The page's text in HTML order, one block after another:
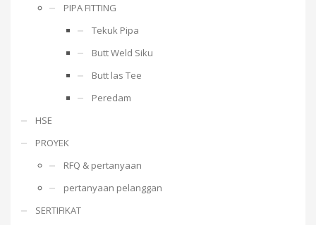
PIPA FITTING
Tekuk Pipa
Butt Weld Siku
Butt las Tee
Peredam
HSE
PROYEK
RFQ & pertanyaan
pertanyaan pelanggan
SERTIFIKAT